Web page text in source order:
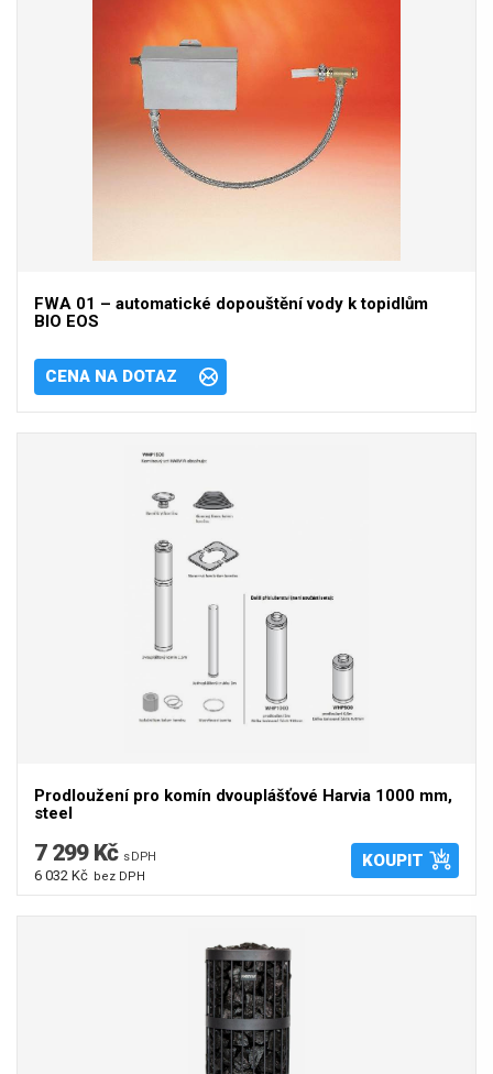
FWA 01 – automatické dopouštění vody k topidlům
BIO EOS
CENA NA DOTAZ
Prodloužení pro komín dvouplášťové Harvia 1000 mm,
steel
7 299 Kč s DPH
6 032 Kč bez DPH
KOUPIT